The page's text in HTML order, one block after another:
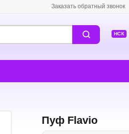
Заказать обратный звонок
НСК
Пуф Flavio